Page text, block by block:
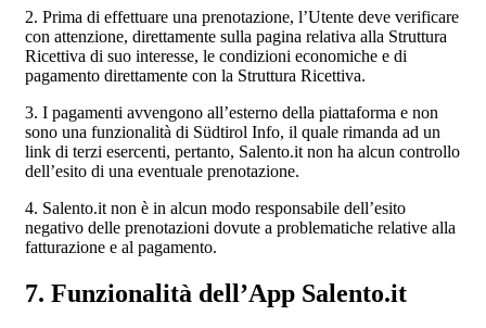
2. Prima di effettuare una prenotazione, l’Utente deve verificare
con attenzione, direttamente sulla pagina relativa alla Struttura
Ricettiva di suo interesse, le condizioni economiche e di
pagamento direttamente con la Struttura Ricettiva.
3. I pagamenti avvengono all’esterno della piattaforma e non
sono una funzionalità di Südtirol Info, il quale rimanda ad un
link di terzi esercenti, pertanto, Salento.it non ha alcun controllo
dell’esito di una eventuale prenotazione.
4. Salento.it non è in alcun modo responsabile dell’esito
negativo delle prenotazioni dovute a problematiche relative alla
fatturazione e al pagamento.
7. Funzionalità dell’App Salento.it